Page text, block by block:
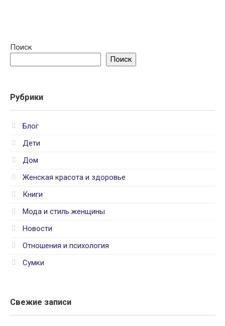
Поиск
Поиск
Рубрики
Блог
Дети
Дом
Женская красота и здоровье
Книги
Мода и стиль женщины
Новости
Отношения и психология
Сумки
Свежие записи